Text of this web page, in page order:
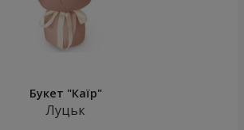
Букет "Каїр"
Луцьк